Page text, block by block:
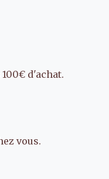
d'achat.
vous.